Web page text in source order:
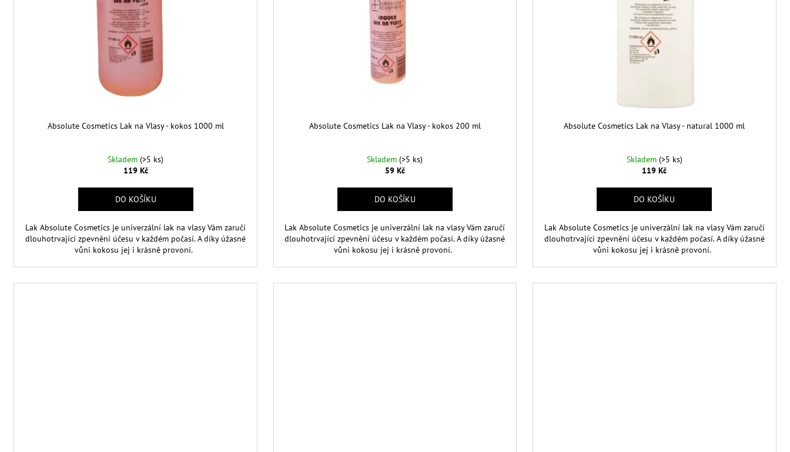
Absolute Cosmetics Lak na Vlasy - kokos 1000 ml
Skladem(>5 ks)
119 Kč
DO KOŠÍKU
Lak Absolute Cosmetics je univerzální lak na vlasy Vám zaručí
dlouhotrvající zpevnění účesu v každém počasí. A díky úžasné
vůni kokosu jej i krásně provoní.
Absolute Cosmetics Lak na Vlasy - kokos 200 ml
Skladem(>5 ks)
59 Kč
DO KOŠÍKU
Lak Absolute Cosmetics je univerzální lak na vlasy Vám zaručí
dlouhotrvající zpevnění účesu v každém počasí. A díky úžasné
vůni kokosu jej i krásně provoní.
Absolute Cosmetics Lak na Vlasy - natural 1000 ml
Skladem (>5 ks)
119 Kč
DO KOŠÍKU
Lak Absolute Cosmetics je univerzální lak na vlasy Vám zaručí
dlouhotrvající zpevnění účesu v každém počasí. A díky úžasné
vůni kokosu jej i krásně provoní.